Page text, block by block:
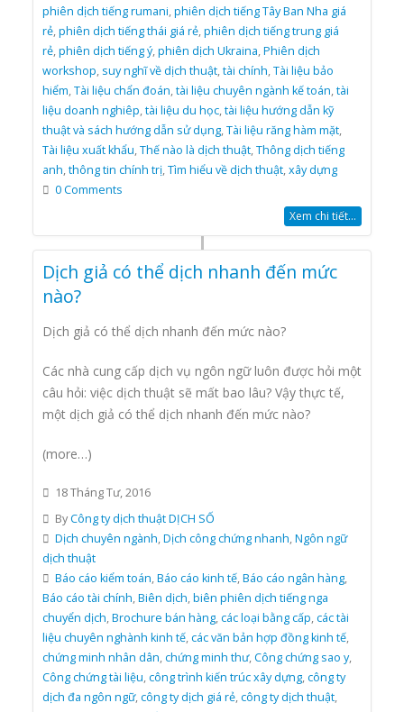
phiên dịch tiếng rumani,phiên dịch tiếng Tây Ban Nha giá
rẻ,phiên dịch tiếng thái giá rẻ,phiên dịch tiếng trung giá
rẻ,phiên dịch tiếng ý,phiên dịch Ukraina,Phiên dịch
workshop, suy nghĩ về dịch thuật,tài chính,Tài liệu bảo
hiểm,Tài liệu chẩn đoán,tài liệu chuyên ngành kế toán,tài
liệu doanh nghiêp,tài liệu du học,tài liệu hướng dẫn kỹ
thuật và sách hướng dẫn sử dụng,Tài liệu răng hàm mặt,
Tài liệu xuất khẩu,Thế nào là dịch thuật,Thông dịch tiếng
anh,thông tin chính trị,Tìm hiểu về dịch thuật,xây dựng
0 Comments
Xem chi tiết...
Dịch giả có thể dịch nhanh đến mức
nào?
Dịch giả có thể dịch nhanh đến mức nào?
Các nhà cung cấp dịch vụ ngôn ngữ luôn được hỏi một
câu hỏi: việc dịch thuật sẽ mất bao lâu? Vậy thực tế,
một dịch giả có thể dịch nhanh đến mức nào?
(more…)
18 Tháng Tư, 2016
ByCông ty dịch thuật DỊCH SỐ
Dịch chuyên ngành,Dịch công chứng nhanh,Ngôn ngữ
dịch thuật
Báo cáo kiểm toán,Báo cáo kinh tế,Báo cáo ngân hàng,
Báo cáo tài chính,Biên dịch,biên phiên dịch tiếng nga
chuyển dịch,Brochure bán hàng,các loại bằng cấp,các tài
liệu chuyên nghành kinh tế,các văn bản hợp đồng kinh tế,
chứng minh nhân dân,chứng minh thư,Công chứng sao y,
Công chứng tài liệu,công trình kiến trúc xây dựng,công ty
dịch đa ngôn ngữ,công ty dịch giá rẻ,công ty dịch thuật,